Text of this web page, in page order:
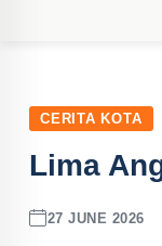
CERITA KOTA
Lima
27 JUNE 2026